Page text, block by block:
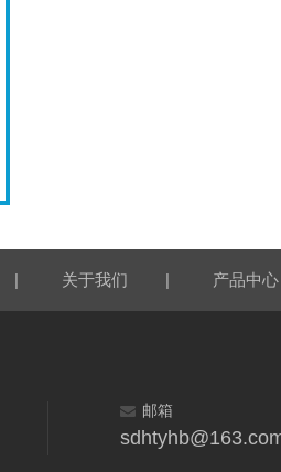
| 关于我们 | 产品中心
邮箱